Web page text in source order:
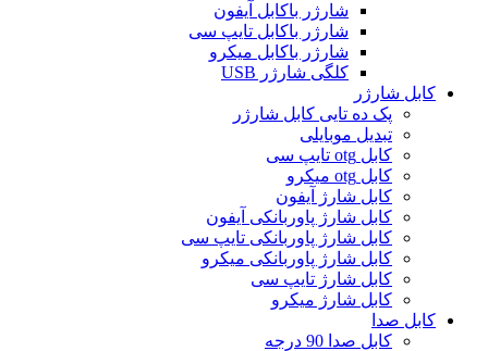
شارژر باکابل آیفون
شارژر باکابل تایپ سی
شارژر باکابل میکرو
کلگی شارژر USB
کابل شارژر
پک ده تایی کابل شارژر
تبدیل موبایلی
کابل otg تایپ سی
کابل otg میکرو
کابل شارژ آیفون
کابل شارژ پاوربانکی آیفون
کابل شارژ پاوربانکی تایپ سی
کابل شارژ پاوربانکی میکرو
کابل شارژ تایپ سی
کابل شارژ میکرو
کابل صدا
کابل صدا 90 درجه